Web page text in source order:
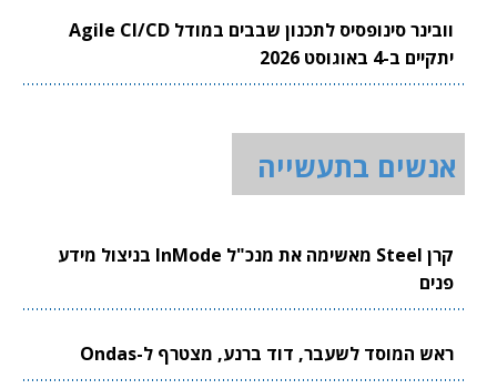
וובינר סינופסיס לתכנון שבבים במודל Agile CI/CD
יתקיים ב-4 באוגוסט 2026
אנשים בתעשייה
קרן Steel מאשימה את מנכ"ל InMode בניצול מידע
פנים
ראש המוסד לשעבר, דוד ברנע, מצטרף ל-Ondas